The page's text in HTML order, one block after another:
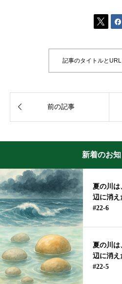
 
記事のタイトルと
 前の記事
新着のお
夏の川は
辺に消え
#22-6
夏の川は
辺に消え
#22-5